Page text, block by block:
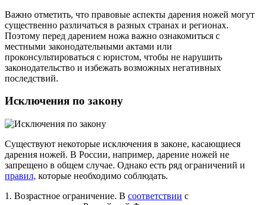
Важно отметить, что правовые аспекты дарения ножей могут
существенно различаться в разных странах и регионах.
Поэтому перед дарением ножа важно ознакомиться с
местными законодательными актами или
проконсультироваться с юристом, чтобы не нарушить
законодательство и избежать возможных негативных
последствий.
Исключения по закону
Существуют некоторые исключения в законе, касающиеся
дарения ножей. В России, например, дарение ножей не
запрещено в общем случае. Однако есть ряд ограничений и
правил, которые необходимо соблюдать.
1. Возрастное ограничение. В соответствии с